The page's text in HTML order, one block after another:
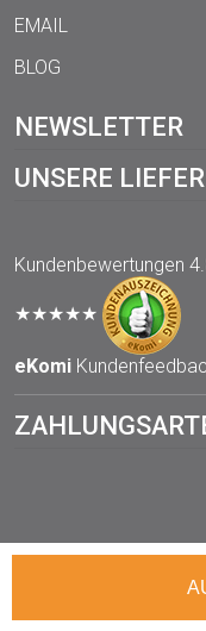
EMAIL
BLOG
NEWSLETTER
UNSERE
Kundenbewertungen
★★★★★
eKomi
© 2021 TOPP-